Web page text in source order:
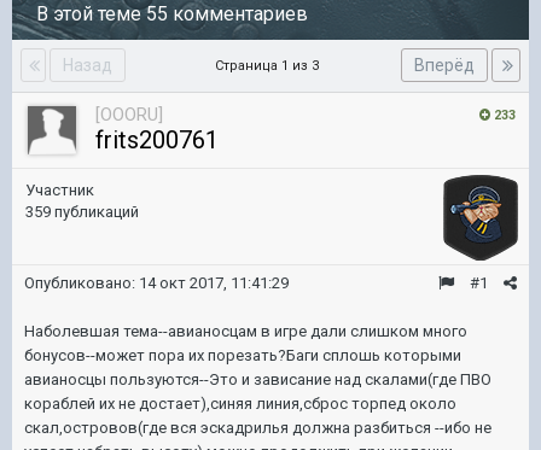
В этой теме 55 комментариев
Назад Вперёд
Страница 1 из 3
233
[OOORU]
frits200761
Участник
359 публикаций
#1
Опубликовано: 14 окт 2017, 11:41:29
Наболевшая тема--авианосцам в игре дали слишком много
бонусов--может пора их порезать?Баги сплошь которыми
авианосцы пользуются--Это и зависание над скалами(где ПВО
кораблей их не достает),синяя линия,сброс торпед около
скал,островов(где вся эскадрилья должна разбиться --ибо не